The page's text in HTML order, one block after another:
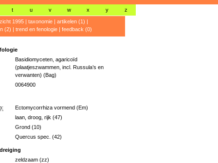
t u v w x y z
1995| taxonomie| artikelen (1) |
(2) | trend en fenologie| feedback (0)
Basidiomyceten, agaricoïd
(plaatjeszwammen, incl. Russula’s en
verwanten) (Bag)
0064900
Ectomycorrhiza vormend (Em)
laan, droog, rijk (47)
Grond (10)
Quercus spec. (42)
zeldzaam (zz)